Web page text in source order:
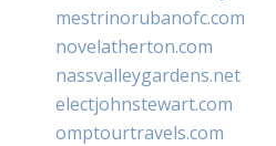
mestrinorubanofc.com
novelatherton.com
nassvalleygardens.net
electjohnstewart.com
omptourtravels.com